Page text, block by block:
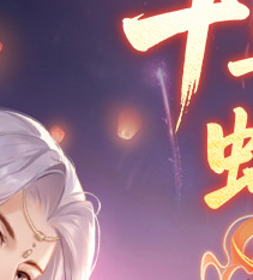
· 版本
· 解说